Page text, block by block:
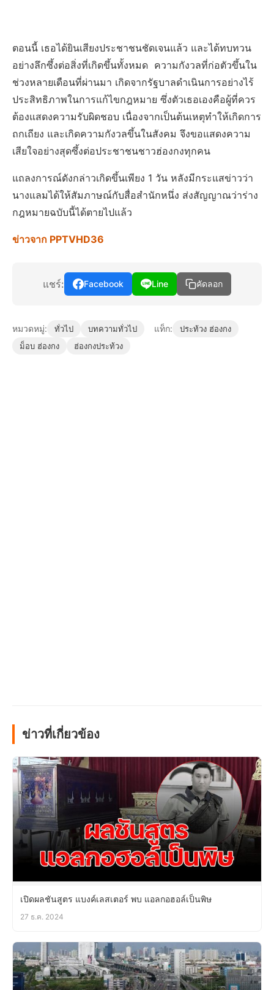
ตอนนี้ เธอได้ยินเสียงประชาชนชัดเจนแล้ว และได้ทบทวน
อย่างลึกซึ้งต่อสิ่งที่เกิดขึ้นทั้งหมด ความกังวลที่ก่อตัวขึ้นใน
ช่วงหลายเดือนที่ผ่านมา เกิดจากรัฐบาลดำเนินการอย่างไร้
ประสิทธิภาพในการแก้ไขกฎหมาย ซึ่งตัวเธอเองคือผู้ที่ควร
ต้องแสดงความรับผิดชอบ เนื่องจากเป็นต้นเหตุทำให้เกิดการ
ถกเถียง และเกิดความกังวลขึ้นในสังคม จึงขอแสดงความ
เสียใจอย่างสุดซึ้งต่อประชาชนชาวฮ่องกงทุกคน
แถลงการณ์ดังกล่าวเกิดขึ้นเพียง 1 วัน หลังมีกระแสข่าวว่า
นางแลมได้ให้สัมภาษณ์กับสื่อสำนักหนึ่ง ส่งสัญญาณว่าร่าง
กฎหมายฉบับนี้ได้ตายไปแล้ว
ข่าวจาก PPTVHD36
แชร์: Facebook Line คัดลอก
หมวดหมู่: ทั่วไป บทความทั่วไป แท็ก:
ประท้วง ฮ่องกง
ม็อบ ฮ่องกง
ฮ่องกงประท้วง
ข่าวที่เกี่ยวข้อง
เปิดผลชันสูตร แบงค์เลสเตอร์ พบ แอลกอฮอล์เป็นพิษ
27 ธ.ค. 2024